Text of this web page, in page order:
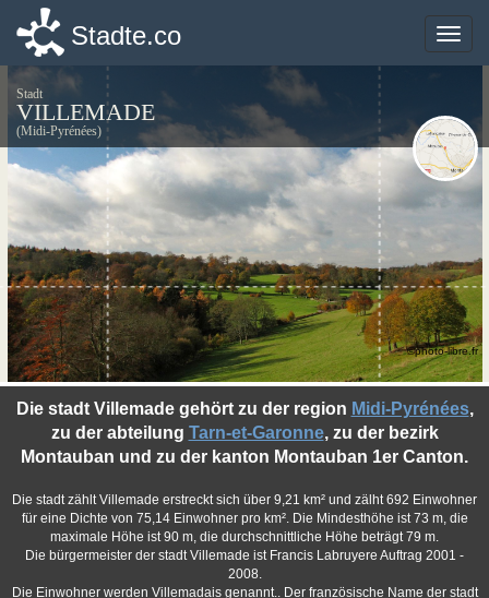
Toggle
Stadte.co
Stadt
VILLEMADE
(Midi-Pyrénées)
Die stadt Villemade gehört zu der region Midi-Pyrénées,
zu der abteilung Tarn-et-Garonne, zu der bezirk
Montauban und zu der kanton Montauban 1er Canton.
Die stadt zählt Villemade erstreckt sich über 9,21 km² und zälht 692 Einwohner
für eine Dichte von 75,14 Einwohner pro km². Die Mindesthöhe ist 73 m, die
maximale Höhe ist 90 m, die durchschnittliche Höhe beträgt 79 m.
Die bürgermeister der stadt Villemade ist Francis Labruyere Auftrag 2001 -
2008.
Die Einwohner werden Villemadais genannt.. Der französische Name der stadt
©photo-libre.fr
Toggle
Stadte.co